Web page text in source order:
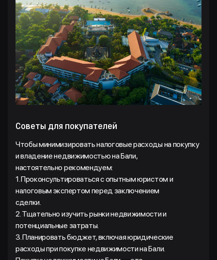
Советы для покупателей
Чтобы минимизировать налоговые расходы на покупку
и владение недвижимостью на Бали,
настоятельно рекомендуем:
1. Проконсультироваться с опытным юристом и
налоговым экспертом перед заключением
сделки.
2. Тщательно изучить рынки недвижимости и
потенциальные затраты.
3. Планировать бюджет, включая юридические
расходы при покупке недвижимости на Бали.